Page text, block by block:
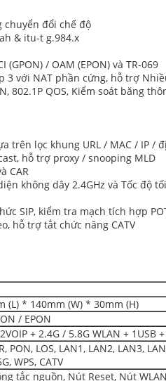
chuyển đổi chế độ
& itu-t g.984.x
/ OAM (EPON) và TR-069
3 với NAT phần cứng, hỗ trợ
802.1P QOS, Kiểm soát băng
trên lọc khung URL / MAC / IP /
hỗ trợ proxy / snooping MLD
CAR
không dây 2.4GHz và Tốc độ
SIP, kiểm tra mạch tích hợp
hỗ trợ tắt chức năng CATV
(L) * 140mm (W) * 30mm (H)
/ EPON
+ 2.4G / 5.8G WLAN + 1USB +
PON, LOS, LAN1, LAN2, LAN3,
WPS, CATV
tắc nguồn, Nút Reset, Nút